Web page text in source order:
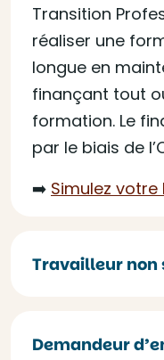
Transition
réaliser une
longue en
finançant tout
formation. Le
par le biais de
➡️ Simulez
Travailleur non
Demandeur